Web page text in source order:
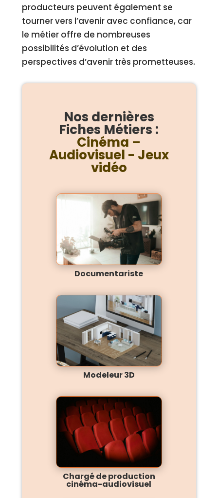
producteurs peuvent également se
tourner vers l’avenir avec confiance, car
le métier offre de nombreuses
possibilités d’évolution et des
perspectives d’avenir très prometteuses.
Nos dernières
Fiches Métiers :
Cinéma –
Audiovisuel - Jeux
vidéo
Documentariste
Modeleur 3D
Chargé de production
cinéma-audiovisuel